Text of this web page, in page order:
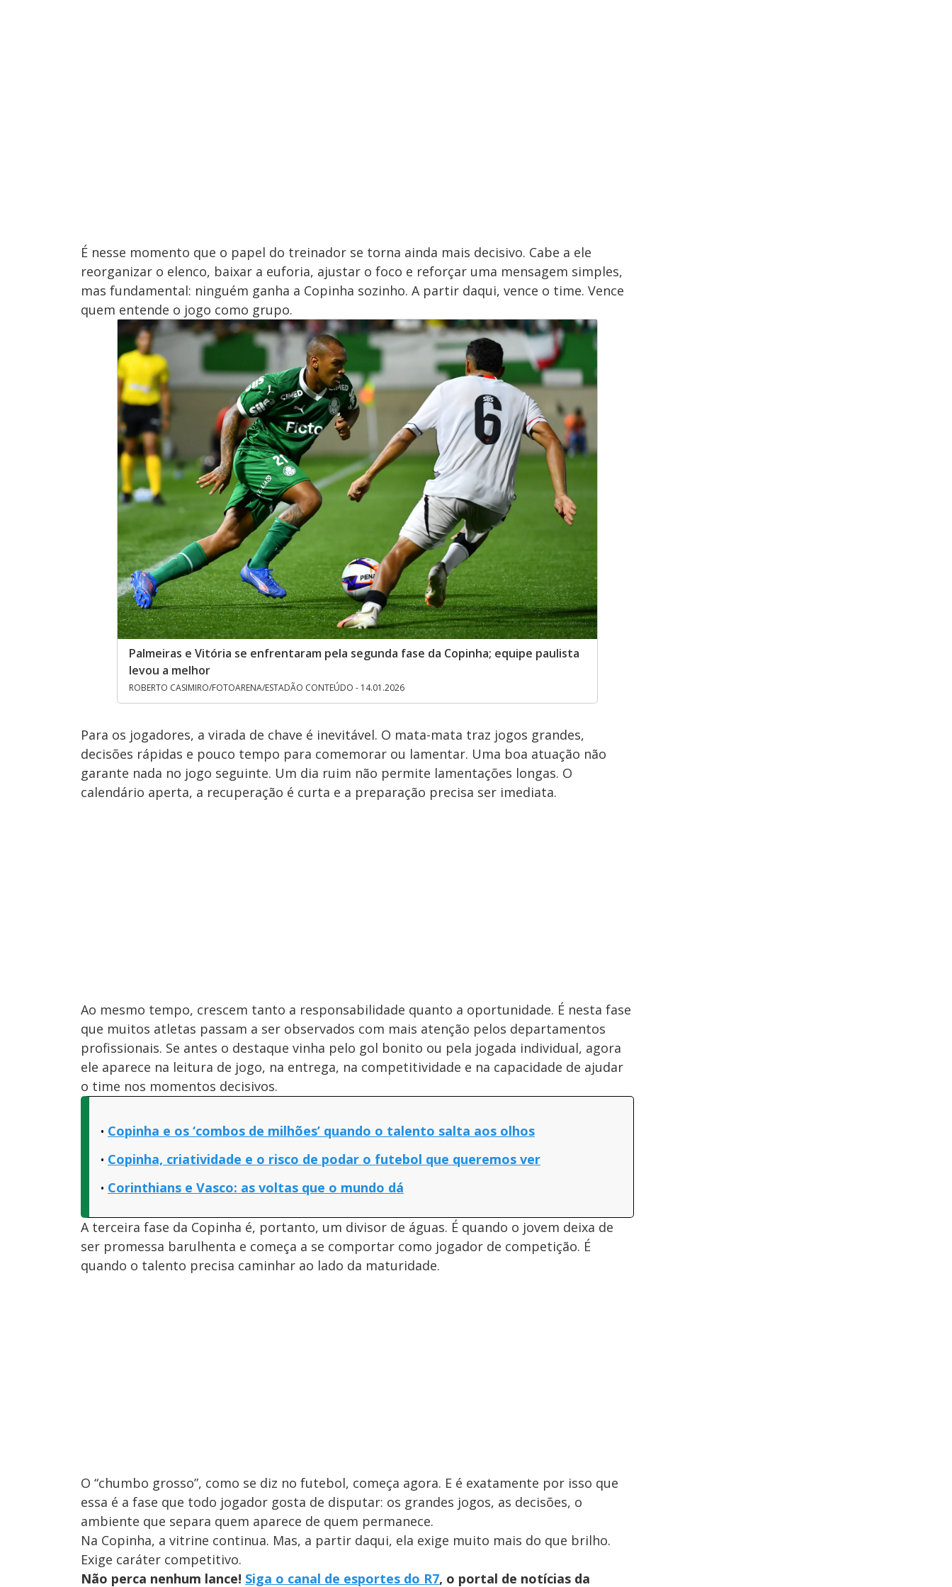
e
o
É nesse momento que o papel do treinador se torna ainda mais decisivo. Cabe a ele
reorganizar o elenco, baixar a euforia, ajustar o foco e reforçar uma mensagem simples,
mas fundamental: ninguém ganha a Copinha sozinho. A partir daqui, vence o time. Vence
quem entende o jogo como grupo.
Palmeiras e Vitória se enfrentaram pela segunda fase da Copinha; equipe paulista
levou a melhor
ROBERTO CASIMIRO/FOTOARENA/ESTADÃO CONTEÚDO - 14.01.2026
Para os jogadores, a virada de chave é inevitável. O mata-mata traz jogos grandes,
decisões rápidas e pouco tempo para comemorar ou lamentar. Uma boa atuação não
garante nada no jogo seguinte. Um dia ruim não permite lamentações longas. O
calendário aperta, a recuperação é curta e a preparação precisa ser imediata.
Ao mesmo tempo, crescem tanto a responsabilidade quanto a oportunidade. É nesta fase
que muitos atletas passam a ser observados com mais atenção pelos departamentos
profissionais. Se antes o destaque vinha pelo gol bonito ou pela jogada individual, agora
ele aparece na leitura de jogo, na entrega, na competitividade e na capacidade de ajudar
o time nos momentos decisivos.
Copinha e os ‘combos de milhões’ quando o talento salta aos olhos
Copinha, criatividade e o risco de podar o futebol que queremos ver
Corinthians e Vasco: as voltas que o mundo dá
A terceira fase da Copinha é, portanto, um divisor de águas. É quando o jovem deixa de
ser promessa barulhenta e começa a se comportar como jogador de competição. É
quando o talento precisa caminhar ao lado da maturidade.
O “chumbo grosso”, como se diz no futebol, começa agora. E é exatamente por isso que
essa é a fase que todo jogador gosta de disputar: os grandes jogos, as decisões, o
ambiente que separa quem aparece de quem permanece.
Na Copinha, a vitrine continua. Mas, a partir daqui, ela exige muito mais do que brilho.
Exige caráter competitivo.
Não perca nenhum lance! Siga o canal de esportes do R7, o portal de notícias da